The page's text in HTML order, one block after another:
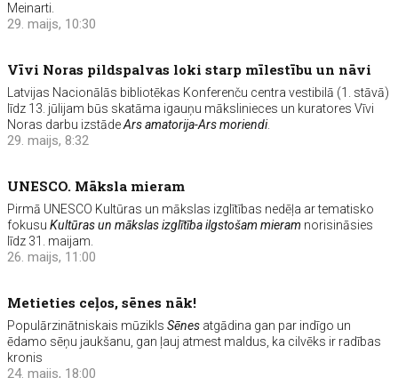
Meinarti.
29. maijs, 10:30
Vīvi Noras pildspalvas loki starp mīlestību un nāvi
Latvijas Nacionālās bibliotēkas Konferenču centra vestibilā (1. stāvā)
līdz 13. jūlijam būs skatāma igauņu mākslinieces un kuratores Vīvi
Noras darbu izstādeArs amatorija-Ars moriendi.
29. maijs, 8:32
UNESCO. Māksla mieram
Pirmā UNESCO Kultūras un mākslas izglītības nedēļa ar tematisko
fokusuKultūras un mākslas izglītība ilgstošam mieram norisināsies
līdz 31. maijam.
26. maijs, 11:00
Metieties ceļos, sēnes nāk!
Populārzinātniskais mūziklsSēnes atgādina gan par indīgo un
ēdamo sēņu jaukšanu, gan ļauj atmest maldus, ka cilvēks ir radības
kronis
24. maijs, 18:00